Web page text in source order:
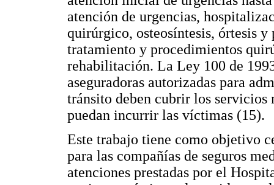
atención de urgencias,
quirúrgico, osteosíntesis, órtesis
tratamiento y procedimientos
rehabilitación. La Ley 100 de
aseguradoras autorizadas para
tránsito deben cubrir los servicios
puedan incurrir las víctimas (15).
Este trabajo tiene como objetivo
para las compañías de seguros
atenciones prestadas por el